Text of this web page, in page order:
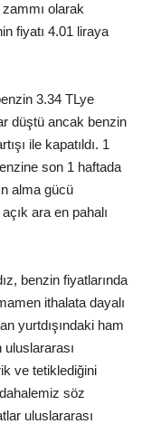
olarak
fiyatı 4.01 liraya
3.34 TLye
düştü ancak benzin
ile kapatıldı. 1
son 1 haftada
alma gücü
ara en pahalı
benzin fiyatlarında
ithalata dayalı
yurtdışındaki ham
uluslararası
ve tetiklediğini
söz
uluslararası